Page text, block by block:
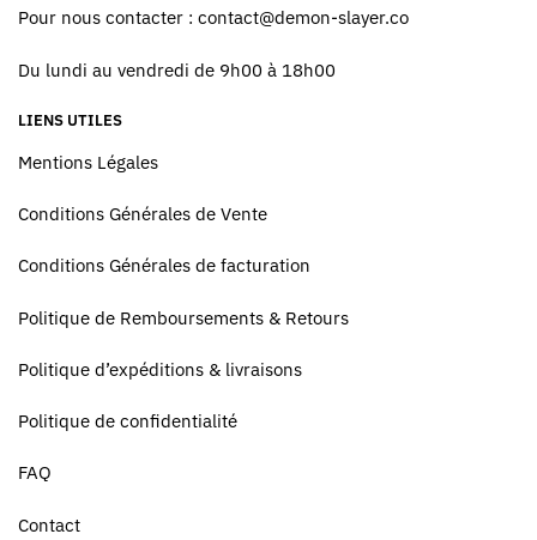
Pour nous contacter : contact@demon-slayer.co
Du lundi au vendredi de 9h00 à 18h00
LIENS UTILES
Mentions Légales
Conditions Générales de Vente
Conditions Générales de facturation
Politique de Remboursements & Retours
Politique d’expéditions & livraisons
Politique de confidentialité
FAQ
Contact